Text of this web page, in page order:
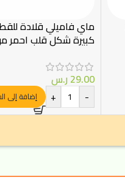
ماي فاميلي قلادة
كبيرة شكل قلب احمر
29.00ر.س
-
+ إضافة إلى